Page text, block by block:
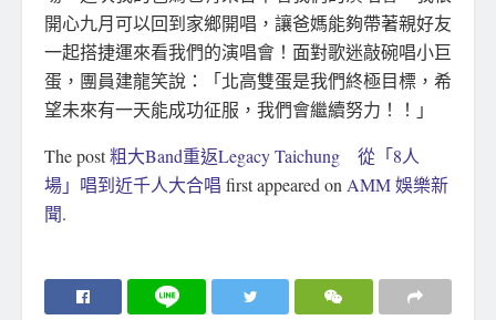
開心九月可以回到家鄉開唱，讓爸媽能夠帶著親好友
一起搭捷運來看我們的演唱會！面對歌迷敲碗唱小巨
蛋，團員建龍笑說：「北高雙蛋是我們終極目標，希
望未來有一天能成功征服，我們會繼續努力！！」
The post粗大Band重返Legacy Taichung 從「8人
場」唱到近千人大合唱 first appeared on AMM 娛樂新
聞.